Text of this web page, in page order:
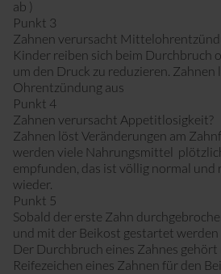
ab )
Punkt 3
Zahnen verursacht
Kinder reiben sich beim Durchbruch
um den Druck zu reduzieren. Zahnen
Ohrentzündung aus
Punkt 4
Zahnen verursacht Appetitlosigkeit?
Zahnen löst Veränderungen am
werden viele Nahrungsmittel
empfunden, das ist völlig normal und
wieder.
Punkt 5
Sobald der erste Zahn
und mit der Beikost gestartet werden
Der Durchbruch eines Zahnes gehört
Reifezeichen eines Zahnen für den